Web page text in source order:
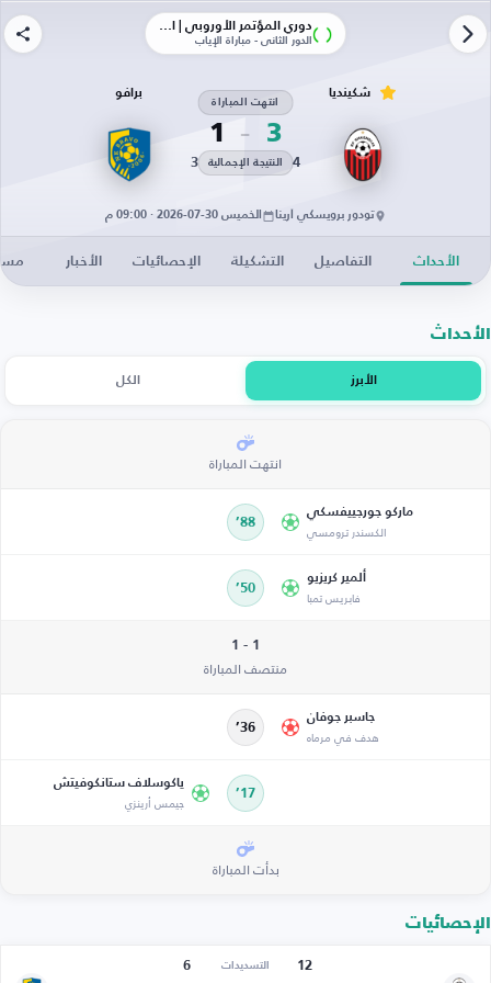
دوري المؤتمر الأوروبي | الأدوار الإقصائية
الدور الثاني - مباراة الإياب
3
انتهت المباراة
1
4 النتيجة الإجمالية 3
برافو
تودور برويسكي أرينا الخميس 30-07-2026 · 09:00 م
الأحداث التفاصيل التشكيلة الإحصائيات الأخبار
الأحداث
الأبرز الكل
انتهت المباراة
ماركو جورجييفسكي
الكسندر ترومسي 88’
ألمير كريزيو
فابريس تمبا 50’
1 - 1
منتصف المباراة
جاسبر جوفان
هدف في مرماه 36’
17’
ياكوسلاف ستانكوفيتش
جيمس أرينزي
بدأت المباراة
الإحصائيات
12 التسديدات
6